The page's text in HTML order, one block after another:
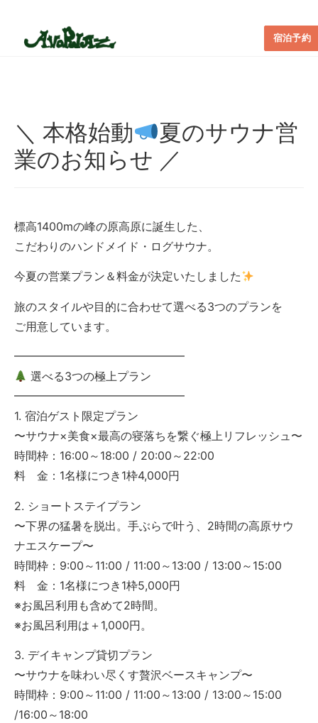
宿泊予約
＼ 本格始動
夏のサウナ営
業のお知らせ ／
標高1400mの峰の原高原に誕生した、
こだわりのハンドメイド・ログサウナ。
今夏の営業プラン＆料金が決定いたしました
旅のスタイルや目的に合わせて選べる3つのプランを
ご用意しています。
━━━━━━━━━━━━━━━
選べる3つの極上プラン
━━━━━━━━━━━━━━━
1. 宿泊ゲスト限定プラン
〜サウナ×美食×最高の寝落ちを繋ぐ極上リフレッシュ〜
時間枠：16:00～18:00 / 20:00～22:00
料 金：1名様につき1枠4,000円
2. ショートステイプラン
〜下界の猛暑を脱出。手ぶらで叶う、2時間の高原サウ
ナエスケープ〜
時間枠：9:00～11:00 / 11:00～13:00 / 13:00～15:00
料 金：1名様につき1枠5,000円
※お風呂利用も含めて2時間。
※お風呂利用は＋1,000円。
3. デイキャンプ貸切プラン
〜サウナを味わい尽くす贅沢ベースキャンプ〜
時間枠：9:00～11:00 / 11:00～13:00 / 13:00～15:00
/16:00～18:00